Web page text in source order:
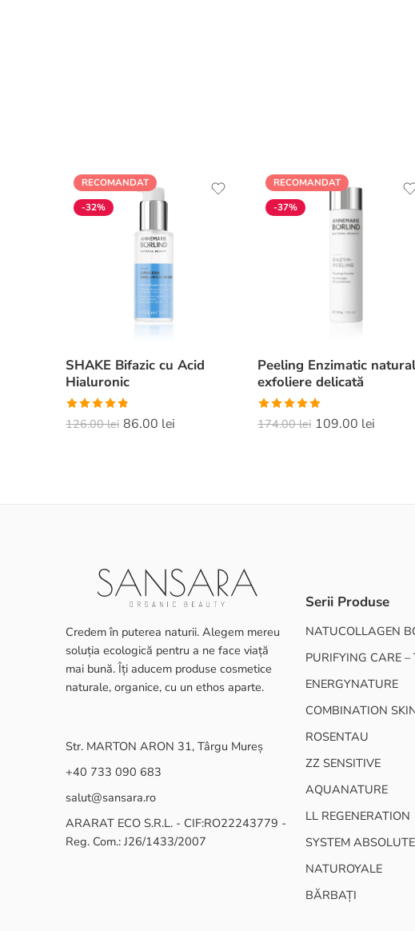
RECOMANDAT
-32%
SHAKE Bifazic cu Acid
Hialuronic
Evaluat la
4.82din 5
126.00lei 86.00 lei
RECOMANDAT
-37%
Peeling Enzimatic
exfoliere delicată
Evaluat la
5.00din 5
174.00lei 109.00 lei
Credem în puterea naturii. Alegem mereu
soluția ecologică pentru a ne face viață
mai bună. Îți aducem produse cosmetice
naturale, organice, cu un ethos aparte.
Str. MARTON ARON 31, Târgu Mureș
+40 733 090 683
salut@sansara.ro
ARARAT ECO S.R.L. - CIF:RO22243779 -
Reg. Com.: J26/1433/2007
Serii Produse
NATUCOLLAGEN
PURIFYING CARE –
ENERGYNATURE
COMBINATION
ROSENTAU
ZZ SENSITIVE
AQUANATURE
LL REGENERATION
SYSTEM ABSOLUTE
NATUROYALE
BĂRBAȚI